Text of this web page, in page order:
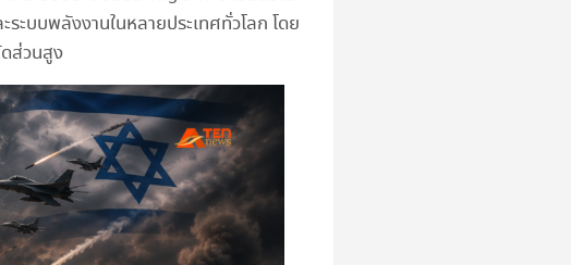
ะบบพลังงานในหลายประเทศทั่วโลก โดย
ดส่วนสูง